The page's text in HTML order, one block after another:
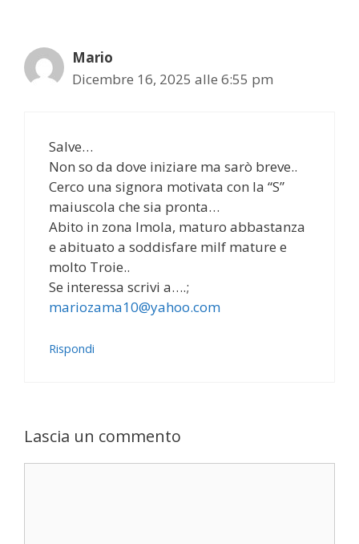
Mario
Dicembre 16, 2025 alle 6:55 pm
Salve…
Non so da dove iniziare ma sarò breve..
Cerco una signora motivata con la “S”
maiuscola che sia pronta…
Abito in zona Imola, maturo abbastanza
e abituato a soddisfare milf mature e
molto Troie..
Se interessa scrivi a….;
mariozama10@yahoo.com
Rispondi
Lascia un commento